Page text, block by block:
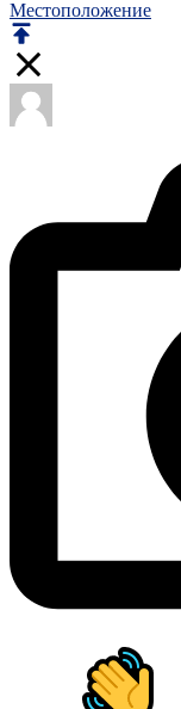
Местоположение